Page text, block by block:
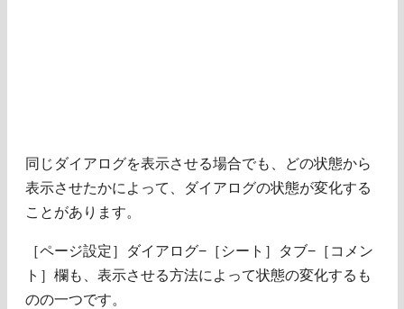
同じダイアログを表示させる場合でも、どの状態から
表示させたかによって、ダイアログの状態が変化する
ことがあります。
［ページ設定］ダイアログ−［シート］タブ−［コメン
ト］欄も、表示させる方法によって状態の変化するも
のの一つです。